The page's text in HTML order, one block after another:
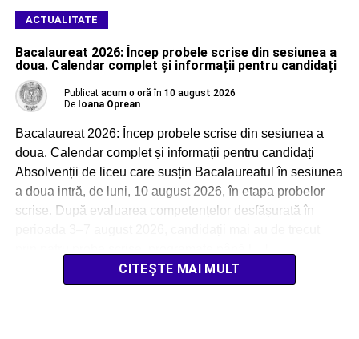
ACTUALITATE
Bacalaureat 2026: Încep probele scrise din sesiunea a
doua. Calendar complet și informații pentru candidați
Publicat acum o oră în 10 august 2026
De Ioana Oprean
Bacalaureat 2026: Încep probele scrise din sesiunea a
doua. Calendar complet și informații pentru candidați
Absolvenții de liceu care susțin Bacalaureatul în sesiunea
a doua intră, de luni, 10 august 2026, în etapa probelor
scrise. După evaluarea competențelor desfășurată în
CITEȘTE MAI MULT